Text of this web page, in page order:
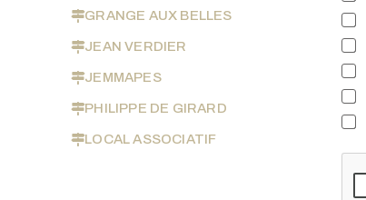
GRANGE AUX BELLES
JEAN VERDIER
JEMMAPES
PHILIPPE DE GIRARD
LOCAL ASSOCIATIF